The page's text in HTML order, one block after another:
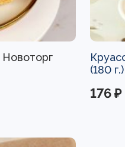
Новоторг
(180
176 ₽